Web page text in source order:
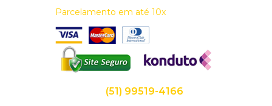
Parcelamento em até 10x
(51) 99519-4166